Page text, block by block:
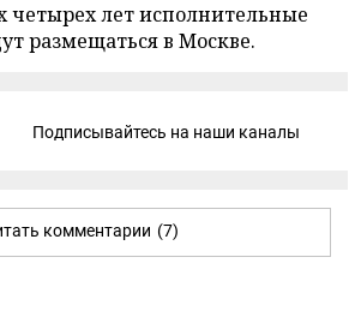
четырех лет исполнительные
размещаться в Москве.
Подписывайтесь на наши каналы
комментарии (7)